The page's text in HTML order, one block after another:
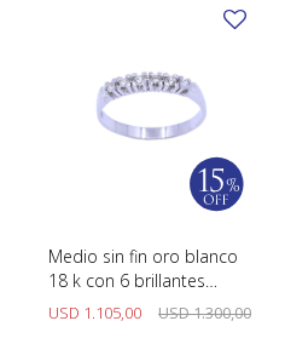
Medio sin fin oro blanco
18 k con 6 brillantes
engarce 4 puntas.
USD 1.105,00 USD1.300,00